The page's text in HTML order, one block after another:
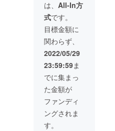
も
（桃、
黄桃の
み）
として
お届け
する新
潟フ
ルーツ
シロッ
プはサ
ンプル
段階の
ものに
なりま
す。も
ちろん
味や品
質は保
ズン
PREMI
UM（計
３回お
届
け）」
＜お届
け例＞
８月：
桃 １箱
９月：
新潟の
秋の味
覚「白
ねこハ
は、 All-In方
式です。
目標金額に
関わらず、
2022/05/29
23:59:59ま
でに集まっ
た金額が
ファンディ
ングされま
す。